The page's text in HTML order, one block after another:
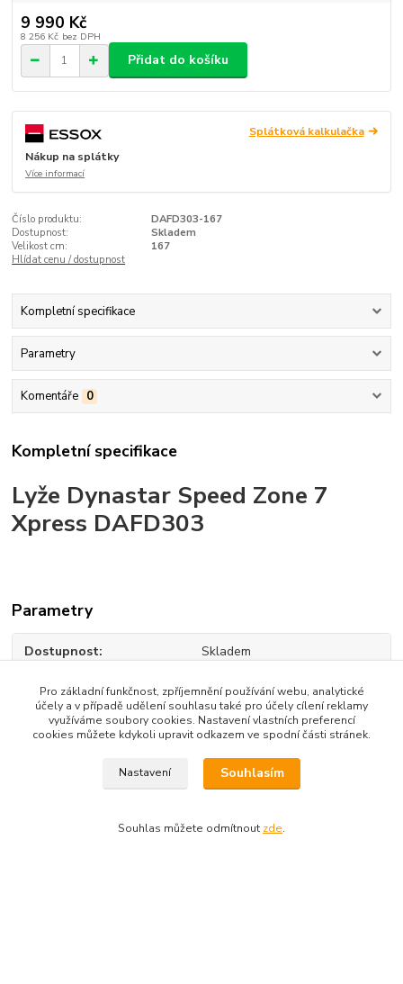
9 990 Kč
8 256 Kč bez DPH
Přidat do košíku
Splátková kalkulačka
Nákup na splátky
Více informací
Číslo produktu:
DAFD303-167
Dostupnost:
Skladem
Velikost cm:
167
Hlídat cenu / dostupnost
Kompletní specifikace
Parametry
Komentáře 0
Kompletní specifikace
Lyže Dynastar Speed Zone 7
Xpress DAFD303
Parametry
Dostupnost Skladem
Délka lyže 160 - 169 cm
Zboží zařazeno v kategoriích
Pro základní funkčnost, zpříjemnění používání webu, analytické
účely a v případě udělení souhlasu také pro účely cílení reklamy
využíváme soubory cookies. Nastavení vlastních preferencí
cookies můžete kdykoli upravit odkazem ve spodní části stránek.
Nastavení Souhlasím
Souhlas můžete odmítnout zde.